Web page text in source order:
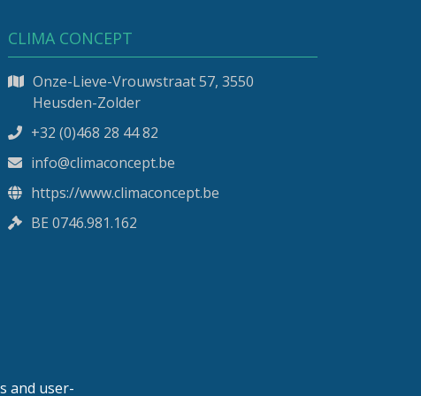
CLIMA CONCEPT
Onze-Lieve-Vrouwstraat 57, 3550
Heusden-Zolder
+32 (0)468 28 44 82
info@climaconcept.be
https://www.climaconcept.be
BE 0746.981.162
and user-